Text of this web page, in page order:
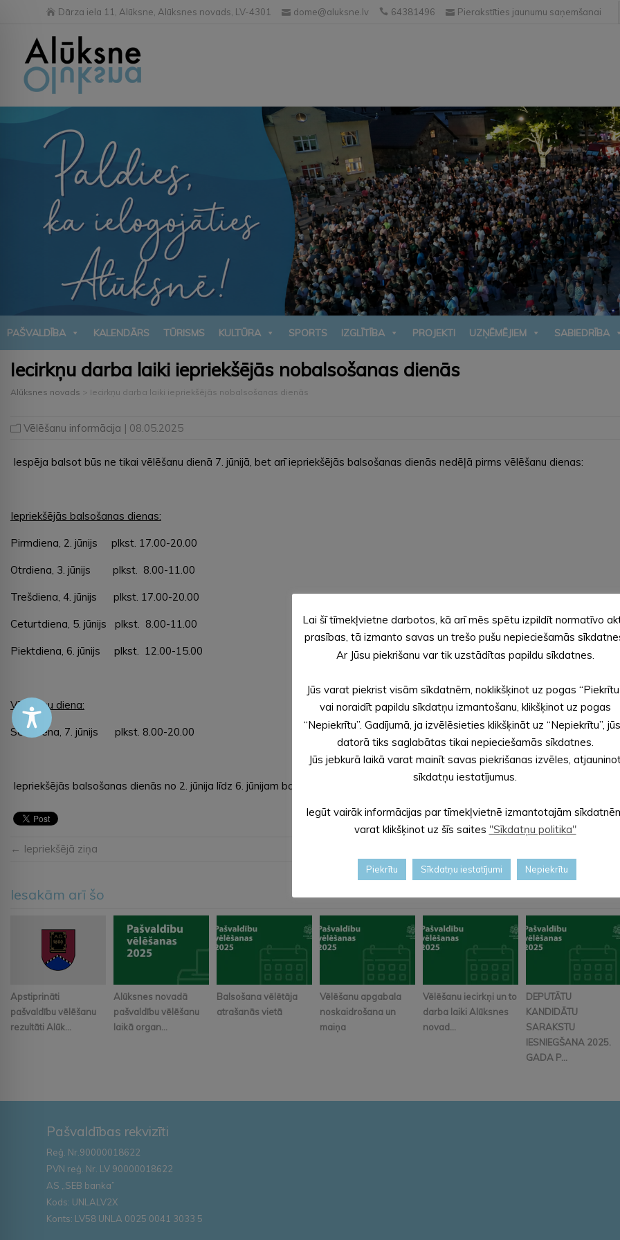
Dārza iela 11, Alūksne, Alūksnes novads, LV-4301 dome@aluksne.lv 64381496 Pierakstīties jaunumu saņemšanai
PAŠVALDĪBA KALENDĀRS TŪRISMS KULTŪRA SPORTS IZGLĪTĪBA PROJEKTI UZŅĒMĒJIEM SABIEDRĪBA
Iecirkņu darba laiki iepriekšējās nobalsošanas dienās
Alūksnes novads > Iecirkņu darba laiki iepriekšējās nobalsošanas dienās
Vēlēšanu informācija | 08.05.2025
Iespēja balsot būs ne tikai vēlēšanu dienā 7. jūnijā, bet arī iepriekšējās balsošanas dienās nedēļā pirms vēlēšanu dienas:
Iepriekšējās balsošanas dienas:
Pirmdiena, 2. jūnijs plkst. 17.00-20.00
Otrdiena, 3. jūnijs plkst. 8.00-11.00
Trešdiena, 4. jūnijs plkst. 17.00-20.00
Ceturtdiena, 5. jūnijs plkst. 8.00-11.00
Piektdiena, 6. jūnijs plkst. 12.00-15.00
Vēlēšanu diena:
Sestdiena, 7. jūnijs plkst. 8.00-20.00
Iepriekšējās balsošanas dienās no 2. jūnija līdz 6. jūnijam balsošanai būs atvērti visi vēlēšanu iecirkņi.
← Iepriekšējā ziņa
Iesakām arī šo
Apstiprināti
pašvaldību vēlēšanu
rezultāti Alūk...
Alūksnes novadā
pašvaldību vēlēšanu
laikā organ...
Balsošana vēlētāja
atrašanās vietā
Vēlēšanu apgabala
noskaidrošana un
maiņa
Vēlēšanu iecirkņi un to
darba laiki Alūksnes
novad...
DEPUTĀTU
KANDIDĀTU
SARAKSTU
IESNIEGŠANA 2025.
GADA P...
Pašvaldības rekvizīti
Reģ. Nr.90000018622
PVN reģ. Nr. LV 90000018622
AS „SEB banka”
Kods: UNLALV2X
Konts: LV58 UNLA 0025 0041 3033 5
Lai šī tīmekļvietne darbotos, kā arī mēs spētu izpildīt normatīvo
prasības, tā izmanto savas un trešo pušu nepieciešamās
Ar Jūsu piekrišanu var tik uzstādītas papildu sīkdatnes.
Jūs varat piekrist visām sīkdatnēm, noklikšķinot uz pogas
vai noraidīt papildu sīkdatņu izmantošanu, klikšķinot uz pogas
“Nepiekrītu”. Gadījumā, ja izvēlēsieties klikšķināt uz “Nepiekrītu”,
datorā tiks saglabātas tikai nepieciešamās sīkdatnes.
Jūs jebkurā laikā varat mainīt savas piekrišanas izvēles,
sīkdatņu iestatījumus.
Iegūt vairāk informācijas par tīmekļvietnē izmantotajām
varat klikšķinot uz šīs saites "Sīkdatņu politika"
Piekrītu Sīkdatņu iestatījumi Nepiekrītu